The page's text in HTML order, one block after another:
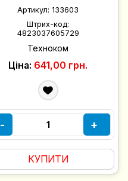
Артикул:133603
Штрих-код:
4823037605729
Техноком
Ціна: 641,00 грн.
- +
КУПИТИ